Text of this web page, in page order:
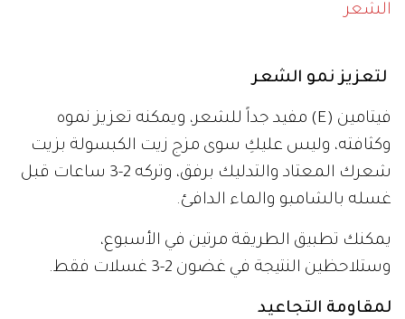
الشعر
لتعزيز نمو الشعر
فيتامين (E) مفيد جداً للشعر، ويمكنه تعزيز نموه
وكثافته، وليس عليكِ سوى مزج زيت الكبسولة بزيت
شعرك المعتاد والتدليك برفق، وتركه 2-3 ساعات قبل
غسله بالشامبو والماء الدافئ.
يمكنك تطبيق الطريقة مرتين في الأسبوع،
وستلاحظين النتيجة في غضون 2-3 غسلات فقط.
لمقاومة التجاعيد